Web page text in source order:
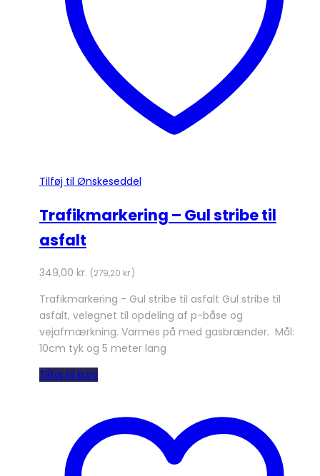
Tilføj til Ønskeseddel
Trafikmarkering – Gul stribe til
asfalt
349,00 kr. (279,20 kr.)
Trafikmarkering - Gul stribe til asfalt Gul stribe til
asfalt, velegnet til opdeling af p-båse og
vejafmærkning. Varmes på med gasbrænder. Mål:
10cm tyk og 5 meter lang
Tilføj til kurv